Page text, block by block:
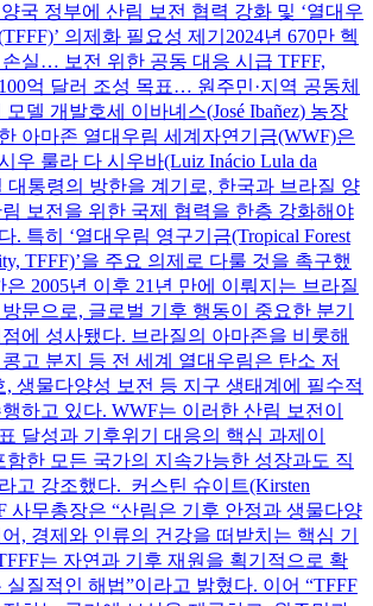
국 정부에 산림 보전 협력 강화 및 ‘열대우
의제화 필요성 제기2024년 670만 헥
실… 보전 위한 공동 대응 시급 TFFF,
억 달러 조성 목표… 원주민·지역 공동체
델 개발호세 이바녜스(José Ibañez) 농장
아마존 열대우림 세계자연기금(WWF)은
우 룰라 다 시우바(Luiz Inácio Lula da
대통령의 방한을 계기로, 한국과 브라질 양
보전을 위한 국제 협력을 한층 강화해야
. 특히 ‘열대우림 영구기금(Tropical Forest
TFFF)’을 주요 의제로 다룰 것을 촉구했
은 2005년 이후 21년 만에 이뤄지는 브라질
문으로, 글로벌 기후 행동이 중요한 분기
에 성사됐다. 브라질의 아마존을 비롯해
고 분지 등 전 세계 열대우림은 탄소 저
, 생물다양성 보전 등 지구 생태계에 필수적
하고 있다. WWF는 이러한 산림 보전이
달성과 기후위기 대응의 핵심 과제이
함한 모든 국가의 지속가능한 성장과도 직
고 강조했다. 커스틴 슈이트(Kirsten
사무총장은 “산림은 기후 안정과 생물다양
, 경제와 인류의 건강을 떠받치는 핵심 기
는 자연과 기후 재원을 획기적으로 확
실질적인 해법”이라고 밝혔다. 이어 “TFFF